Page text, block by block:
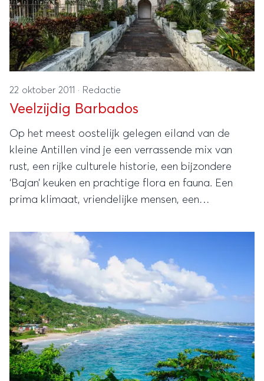
22 oktober 2011 · Redactie
Veelzijdig Barbados
Op het meest oostelijk gelegen eiland van de
kleine Antillen vind je een verrassende mix van
rust, een rijke culturele historie, een bijzondere
‘Bajan’ keuken en prachtige flora en fauna. Een
prima klimaat, vriendelijke mensen, een
stranden, dat is Barbados in een notendop.